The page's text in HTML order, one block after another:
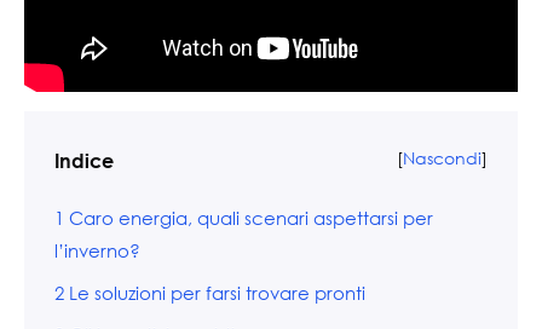
Indice [Nascondi]
1 Caro energia, quali scenari aspettarsi per
l’inverno?
2 Le soluzioni per farsi trovare pronti